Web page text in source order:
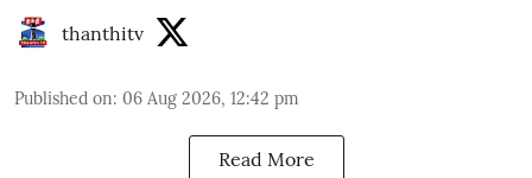
thanthitv
Published on: 06 Aug 2026, 12:42 pm
Read More